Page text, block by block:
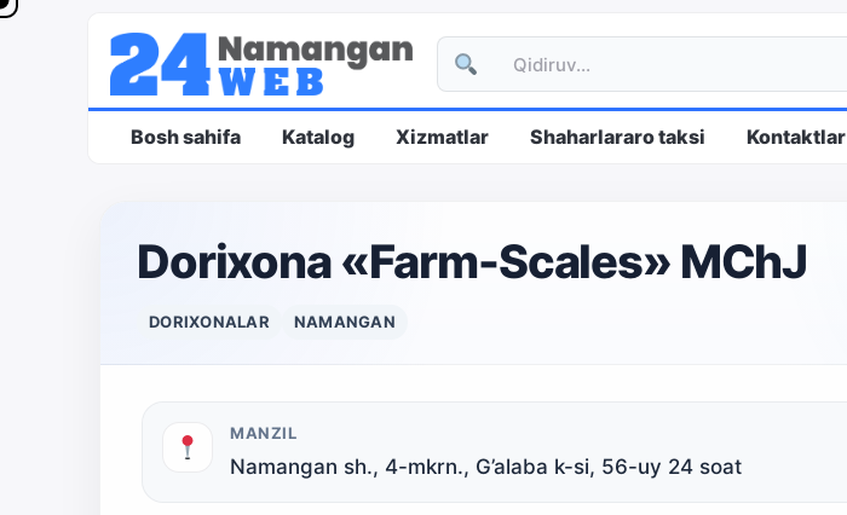
Bosh sahifa Katalog Xizmatlar Shaharlararo taksi Kontaktlar
Dorixona «Farm-Scales» MChJ
DORIXONALAR NAMANGAN
MANZIL
Namangan sh., 4-mkrn., G’alaba k-si, 56-uy 24 soat